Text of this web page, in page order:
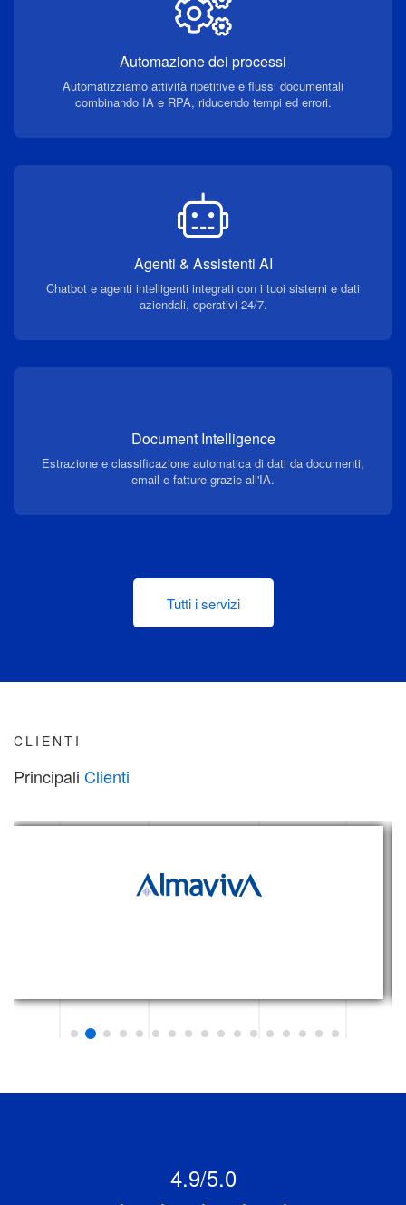
Automazione dei processi
Automatizziamo attività ripetitive e flussi documentali
combinando IA e RPA, riducendo tempi ed errori.
Agenti & Assistenti AI
Chatbot e agenti intelligenti integrati con i tuoi sistemi e dati
aziendali, operativi 24/7.
Document Intelligence
Estrazione e classificazione automatica di dati da documenti,
email e fatture grazie all'IA.
Tutti i servizi
CLIENTI
Principali Clienti
4.9/5.0